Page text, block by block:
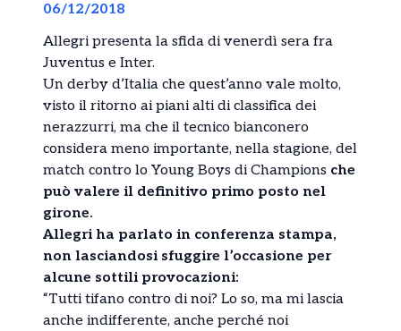
06/12/2018
Allegri presenta la sfida di venerdì sera fra
Juventus e Inter.
Un derby d’Italia che quest’anno vale molto,
visto il ritorno ai piani alti di classifica dei
nerazzurri, ma che il tecnico bianconero
considera meno importante, nella stagione, del
match contro lo Young Boys di Champions che
può valere il definitivo primo posto nel
girone.
Allegri ha parlato in conferenza stampa,
non lasciandosi sfuggire l’occasione per
alcune sottili provocazioni:
“Tutti tifano contro di noi? Lo so, ma mi lascia
anche indifferente, anche perché noi